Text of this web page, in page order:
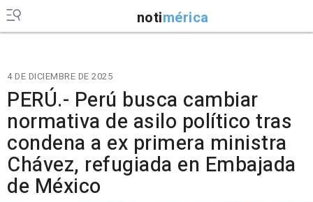
notimérica
4 DE DICIEMBRE DE 2025
PERÚ.- Perú busca cambiar
normativa de asilo político tras
condena a ex primera ministra
Chávez, refugiada en Embajada
de México